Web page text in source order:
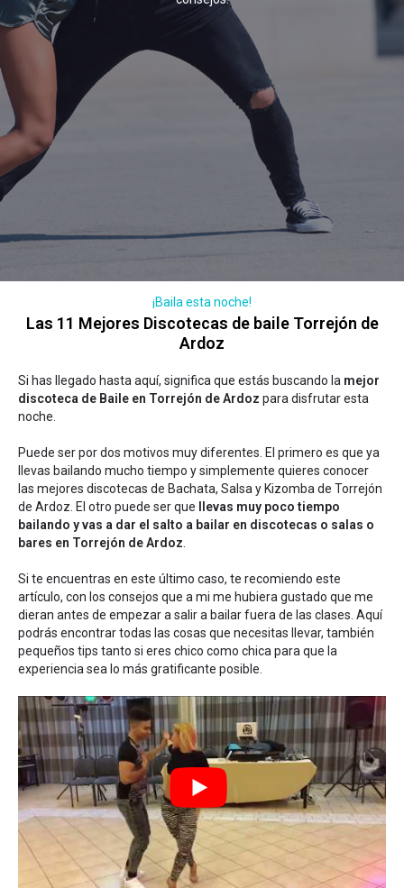
¡Baila esta noche!
Las 11 Mejores Discotecas de baile Torrejón de
Ardoz
Si has llegado hasta aquí, significa que estás buscando la mejor
discoteca de Baile en Torrejón de Ardoz para disfrutar esta
noche.
Puede ser por dos motivos muy diferentes. El primero es que ya
llevas bailando mucho tiempo y simplemente quieres conocer
las mejores discotecas de Bachata, Salsa y Kizomba de Torrejón
de Ardoz. El otro puede ser que
llevas muy poco tiempo
bailando y vas a dar el salto a bailar en discotecas o salas o
bares en Torrejón de Ardoz
Si te encuentras en este último caso, te recomiendo este
artículo, con los consejos que a mi me hubiera gustado que me
dieran antes de empezar a salir a bailar fuera de las clases . Aquí
podrás encontrar todas las cosas que necesitas llevar, también
pequeños tips tanto si eres chico como chica para que la
experiencia sea lo más gratificante posible.